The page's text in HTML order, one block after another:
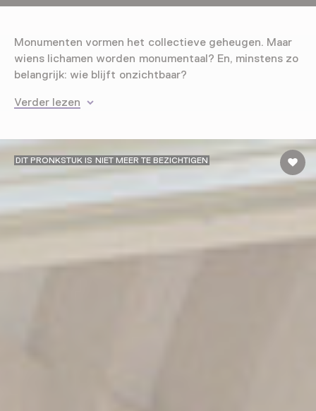
Monumenten vormen het collectieve geheugen. Maar
wiens lichamen worden monumentaal? En, minstens zo
belangrijk: wie blijft onzichtbaar?
Verder lezen
DIT PRONKSTUK IS NIET MEER TE BEZICHTIGEN